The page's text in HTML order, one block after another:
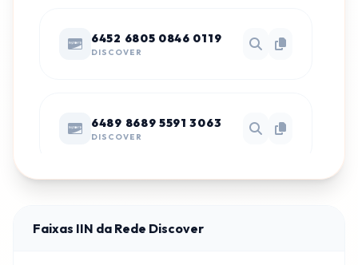
6452 6805 0846 0119
DISCOVER
6489 8689 5591 3063
DISCOVER
Faixas IIN da Rede Discover